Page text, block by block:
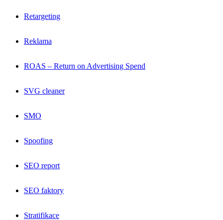
Retargeting
Reklama
ROAS – Return on Advertising Spend
SVG cleaner
SMO
Spoofing
SEO report
SEO faktory
Stratifikace